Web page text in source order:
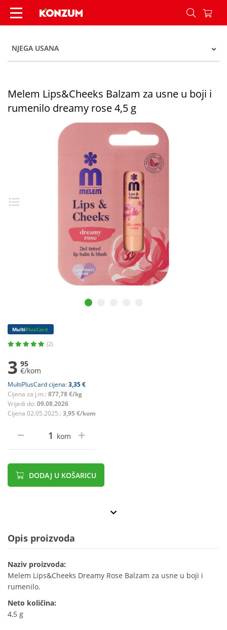
Melem Lips&Cheeks Balzam za usne u boji i
NJEGA USANA
Melem Lips&Cheeks Balzam za usne u boji i
rumenilo dreamy rose 4,5 g
MultiPlusCard
(2)
3 95
€/kom
MultiPlusCard cijena:3,35 €
Cijena za j.m.: 877,78 €/kg
Vrijedi do: 09.08.2026
Cijena 02.05.2025.: 3,95 €/kom
kom
DODAJ U KOŠARICU
Opis proizvoda
Naziv proizvoda:
Melem Lips&Cheeks Dreamy Rose Balzam za usne u boji i
rumenilo.
Neto količina:
4,5 g